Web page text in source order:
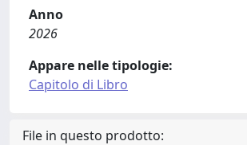
Anno
2026
Appare nelle tipologie:
Capitolo di Libro
File in questo prodotto: